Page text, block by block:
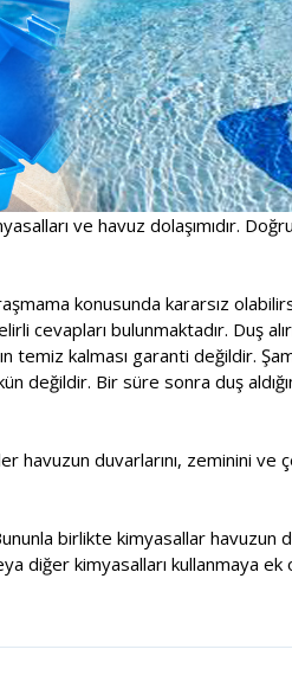
ve havuz dolaşımıdır.
konusunda kararsız
cevapları bulunmaktadır. Duş
temiz kalması garanti değildir.
değildir. Bir süre sonra duş
havuzun duvarlarını, zeminini ve
birlikte kimyasallar havuzun
kimyasalları kullanmaya ek